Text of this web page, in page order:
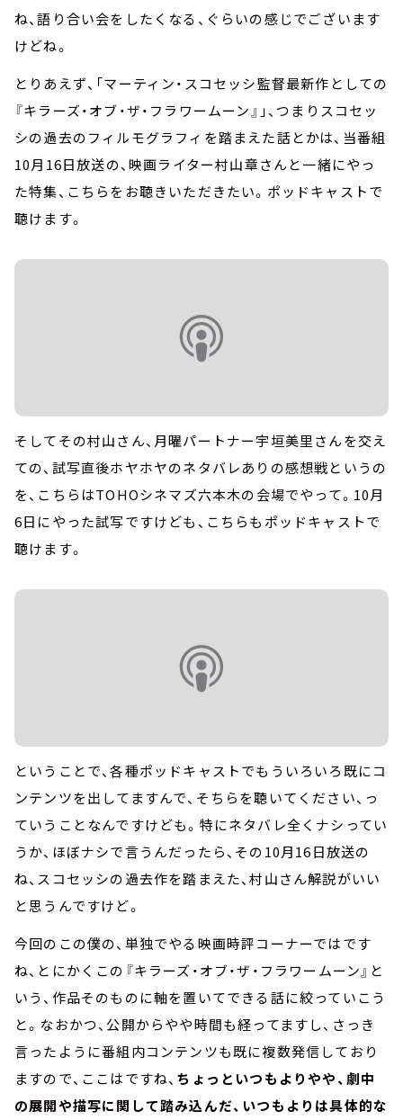
ね、語り合い会をしたくなる、ぐらいの感じでございます
けどね。
とりあえず、「マーティン・スコセッシ監督最新作としての
『キラーズ・オブ・ザ・フラワームーン』」、つまりスコセッ
シの過去のフィルモグラフィを踏まえた話とかは、当番組
10月16日放送の、映画ライター村山章さんと一緒にやっ
た特集、こちらをお聴きいただきたい。ポッドキャストで
聴けます。
そしてその村山さん、月曜パートナー宇垣美里さんを交え
ての、試写直後ホヤホヤのネタバレありの感想戦というの
を、こちらはTOHOシネマズ六本木の会場でやって。10月
6日にやった試写ですけども、こちらもポッドキャストで
聴けます。
ということで、各種ポッドキャストでもういろいろ既にコ
ンテンツを出してますんで、そちらを聴いてください、っ
ていうことなんですけども。特にネタバレ全くナシってい
うか、ほぼナシで言うんだったら、その10月16日放送の
ね、スコセッシの過去作を踏まえた、村山さん解説がいい
と思うんですけど。
今回のこの僕の、単独でやる映画時評コーナーではです
ね、とにかくこの『キラーズ・オブ・ザ・フラワームーン』と
いう、作品そのものに軸を置いてできる話に絞っていこう
と。なおかつ、公開からやや時間も経ってますし、さっき
言ったように番組内コンテンツも既に複数発信しており
ますので、ここはですね、 ちょっといつもよりやや、劇中
の展開や描写に関して踏み込んだ、いつもよりは具体的な